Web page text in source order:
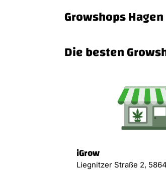
Growshops Hagen
Die besten
iGrow
Liegnitzer Straße 2,